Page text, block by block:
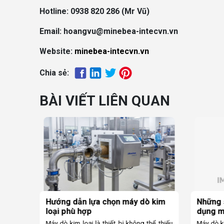
Hotline: 0938 820 286 (Mr Vũ)
Email: hoangvu@minebea-intecvn.vn
Website: minebea-intecvn.vn
Chia sẻ:
BÀI VIẾT LIÊN QUAN
Những sai lầm thường gặp khi sử
dụng máy dò kim loại và cách
tránh
5 Tiêu
máy